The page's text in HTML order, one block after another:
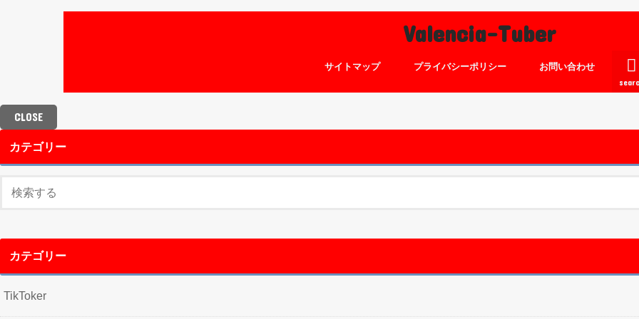
Valencia-Tuber
サイトマップ プライバシーポリシー お問い合わせ
CLOSE
カテゴリー
カテゴリー
TikToker